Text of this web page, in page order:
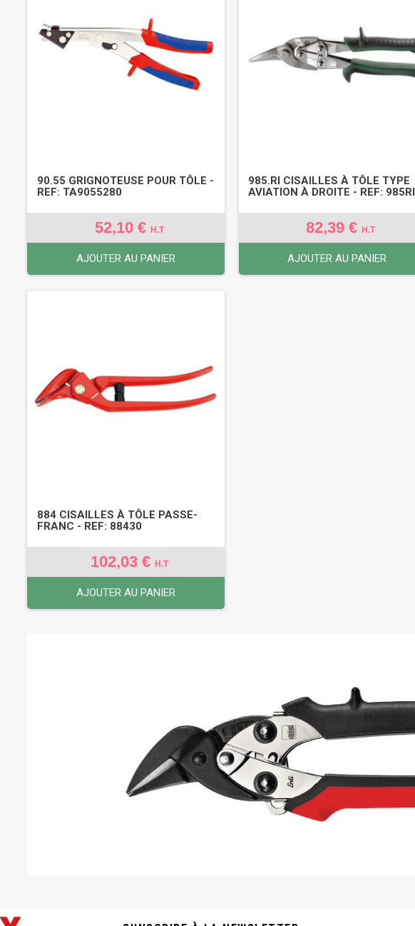
90.55 GRIGNOTEUSE POUR TÔLE -
REF: TA9055280
52,10 € H.T
AJOUTER AU PANIER
985.RI CISAILLES À TÔLE TYPE
AVIATION À DROITE - REF: 985RI
82,39 €H.T
AJOUTER AU PANIER
884 CISAILLES À TÔLE PASSE-
FRANC - REF: 88430
102,03 € H.T
AJOUTER AU PANIER